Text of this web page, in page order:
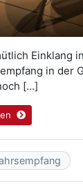
Einklang
in der
[…]